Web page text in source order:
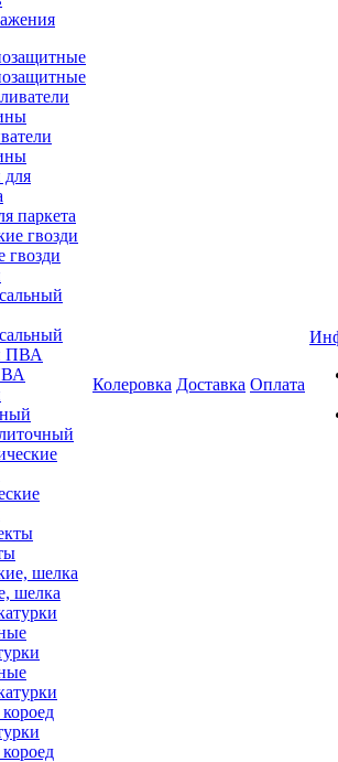
паркета
гвозди
шелка
Колеровка Доставка Оплата